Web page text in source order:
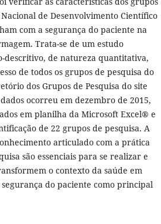
de Desenvolvimento Científico
com a segurança do paciente na
Trata-se de um estudo
descritivo, de natureza quantitativa,
de todos os grupos de pesquisa do
dos Grupos de Pesquisa do site
ocorreu em dezembro de 2015,
em planilha da Microsoft Excel® e
de 22 grupos de pesquisa. A
articulado com a prática
são essenciais para se realizar e
o contexto da saúde em
do paciente como principal